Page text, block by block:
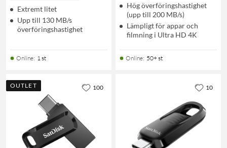
Extremt litet
Upp till 130 MB/s
överföringshastighet
Online: 1 st
Hög överföringshastighet
(upp till 200 MB/s)
Lämpligt för appar och
filmning i Ultra HD 4K
Online: 50+ st
OUTLET 100 10